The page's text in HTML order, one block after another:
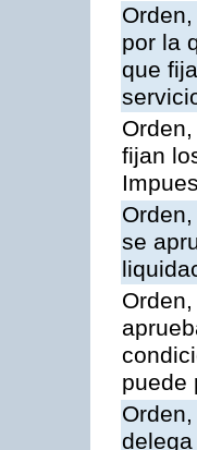
por la
que
fijan
se
puede